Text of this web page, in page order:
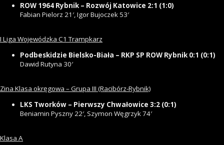
ROW 1964 Rybnik – Rozwój Katowice 2:1 (1:0)
Fabian Pielorz 21′, Igor Bujoczek 53′
I Liga Wojewódzka C1 Trampkarz
Podbeskidzie Bielsko-Biała – RKP SP ROW Rybnik 0:1 (0:1)
Dawid Rutyna 30′
Zina Klasa okręgowa – Grupa III (Racibórz-Rybnik)
LKS Tworków – Pierwszy Chwałowice 3:2 (0:1)
Beniamin Pyszny 22′, Szymon Węgrzyk 74′
Klasa A